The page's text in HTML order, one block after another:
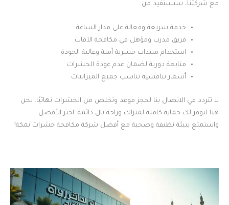
مع شركتنا، ستستفيد من:
خدمة سريعة وفعالة على مدار الساعة
فريق مدرب ومؤهل في مكافحة الآفات
استخدام مبيدات حشرية آمنة وعالية الجودة
متابعة دورية لضمان عدم عودة الحشرات
أسعار تنافسية تناسب جميع الميزانيات
لا تتردد في الاتصال بنا لحجز موعد وتخلص من الحشرات نهائيًا. نحن
هنا لنوفر لك حماية كاملة لمنزلك وراحة بال دائمة. اختر الأفضل
واستمتع ببيئة نظيفة وصحية مع أفضل شركة مكافحة حشرات بمكة!